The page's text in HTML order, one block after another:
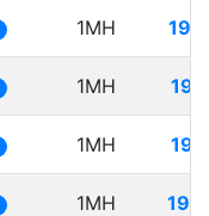
1MH
1MH
1MH
1MH